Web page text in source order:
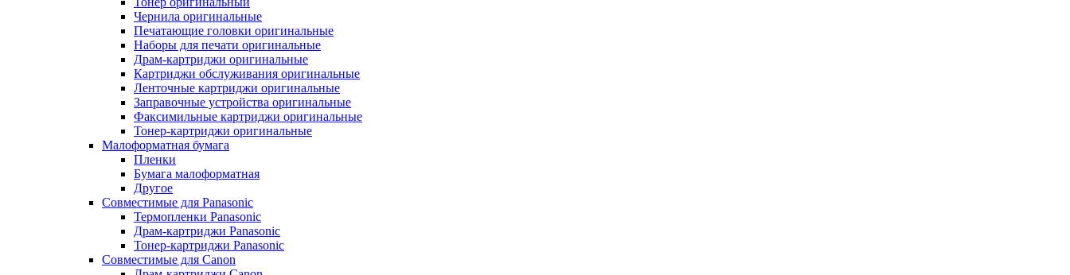
Чернила оригинальные
Печатающие головки оригинальные
Наборы для печати оригинальные
Драм-картриджи оригинальные
Картриджи обслуживания оригинальные
Ленточные картриджи оригинальные
Заправочные устройства оригинальные
Факсимильные картриджи оригинальные
Тонер-картриджи оригинальные
Малоформатная бумага
Пленки
Бумага малоформатная
Другое
Совместимые для Panasonic
Термопленки Panasonic
Драм-картриджи Panasonic
Тонер-картриджи Panasonic
Совместимые для Canon